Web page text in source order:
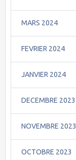
MARS 2024
FEVRIER 2024
JANVIER 2024
DECEMBRE 2023
NOVEMBRE 2023
OCTOBRE 2023